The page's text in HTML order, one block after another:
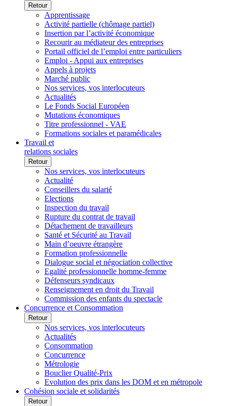
Retour
Apprentissage
Activité partielle (chômage partiel)
Insertion par l’activité économique
Recourir au médiateur des entreprises
Portail officiel de l’emploi entre particuliers
Emploi - Appui aux entreprises
Appels à projets
Marché public
Nos services, vos interlocuteurs
Actualités
Le Fonds Social Européen
Mutations économiques
Titre professionnel - VAE
Formations sociales et paramédicales
Travail et
relations sociales
Retour
Nos services, vos interlocuteurs
Actualité
Conseillers du salarié
Elections
Inspection du travail
Rupture du contrat de travail
Détachement de travailleurs
Santé et Sécurité au Travail
Main d’oeuvre étrangère
Formation professionnelle
Dialogue social et négociation collective
Egalité professionnelle homme-femme
Défenseurs syndicaux
Renseignement en droit du Travail
Commission des enfants du spectacle
Concurrence et Consommation
Retour
Nos services, vos interlocuteurs
Actualités
Consommation
Concurrence
Métrologie
Bouclier Qualité-Prix
Evolution des prix dans les DOM et en métropole
Cohésion sociale et solidarités
Retour